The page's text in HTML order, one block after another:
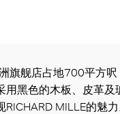
旗舰店占地700平方
用黑色的木板、皮革
MILLE的魅力